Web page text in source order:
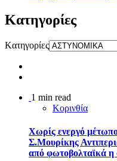
Kατηγορίες
Kατηγορίες
1 min read
Κορινθία
Χωρίς ενεργό
Σ.Μουρίκης
από φωτοβολταϊκά